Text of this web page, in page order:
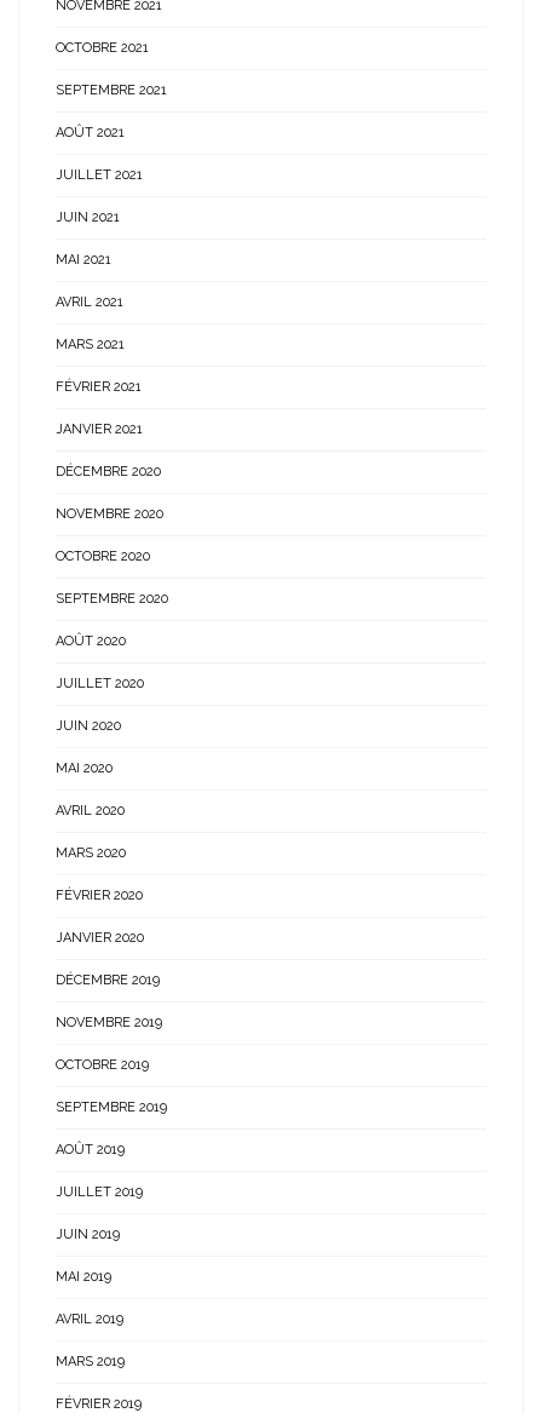
NOVEMBRE 2021
OCTOBRE 2021
SEPTEMBRE 2021
AOÛT 2021
JUILLET 2021
JUIN 2021
MAI 2021
AVRIL 2021
MARS 2021
FÉVRIER 2021
JANVIER 2021
DÉCEMBRE 2020
NOVEMBRE 2020
OCTOBRE 2020
SEPTEMBRE 2020
AOÛT 2020
JUILLET 2020
JUIN 2020
MAI 2020
AVRIL 2020
MARS 2020
FÉVRIER 2020
JANVIER 2020
DÉCEMBRE 2019
NOVEMBRE 2019
OCTOBRE 2019
SEPTEMBRE 2019
AOÛT 2019
JUILLET 2019
JUIN 2019
MAI 2019
AVRIL 2019
MARS 2019
FÉVRIER 2019